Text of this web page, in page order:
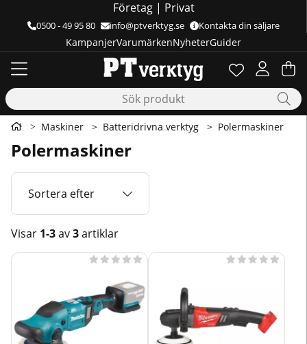
Företag| Privat
0500 - 49 95 80 info@ptverktyg.se Kontakta din säljare
Önskelista
Antal i
. .
KampanjerVarumärkenNyheterGuider
Maskiner Batteridrivna verktyg Polermaskiner
Polermaskiner
Sortera efter
Visar 1-3av3artiklar
Produkter
         